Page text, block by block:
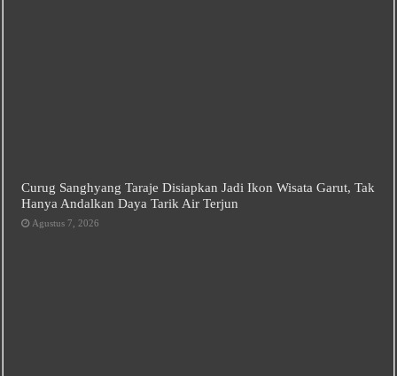
Curug Sanghyang Taraje Disiapkan Jadi Ikon Wisata Garut, Tak
Hanya Andalkan Daya Tarik Air Terjun
Agustus 7, 2026